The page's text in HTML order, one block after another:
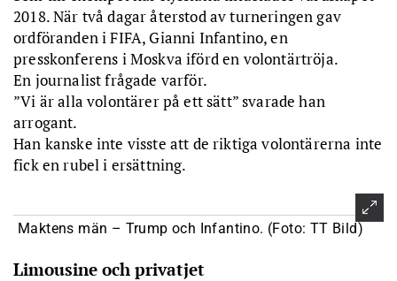
2018. När två dagar återstod av turneringen gav
ordföranden i FIFA, Gianni Infantino, en
presskonferens i Moskva iförd en volontärtröja.
En journalist frågade varför.
”Vi är alla volontärer på ett sätt” svarade han
arrogant.
Han kanske inte visste att de riktiga volontärerna inte
fick en rubel i ersättning.
Maktens män – Trump och Infantino. (Foto: TT Bild)
Limousine och privatjet